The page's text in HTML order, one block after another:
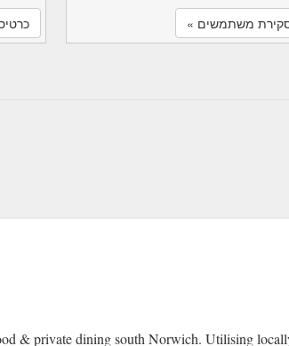
משתמשים »
& private dining south Norwich. Utilising